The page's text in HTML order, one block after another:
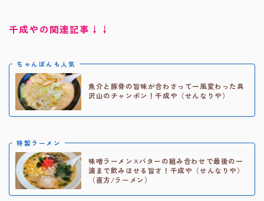
千成やの関連記事↓↓
ちゃんぽんも人気
魚介と豚骨の旨味が合わさって一風変わった具
沢山のチャンポン！千成や（せんなりや）
特製ラーメン
味噌ラーメン×バターの組み合わせで最後の一
滴まで飲みほせる旨さ！千成や（せんなりや）
（直方/ラーメン）